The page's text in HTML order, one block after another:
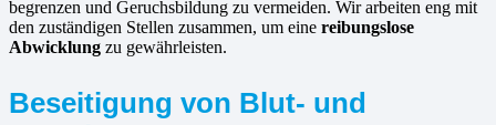
begrenzen und Geruchsbildung zu vermeiden. Wir arbeiten eng mit
den zuständigen Stellen zusammen, um eine reibungslose
Abwicklung zu gewährleisten.
Beseitigung von Blut- und